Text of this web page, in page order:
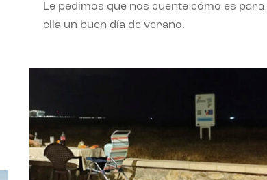
Le pedimos que nos cuente cómo es para
ella un buen día de verano.